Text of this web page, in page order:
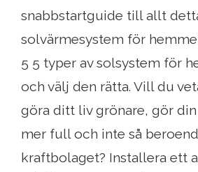
snabbstartguide till allt
solvärmesystem för
5 5 typer av solsystem för
och välj den rätta. Vill du
göra ditt liv grönare, gör
mer full och inte så
kraftbolaget? Installera ett